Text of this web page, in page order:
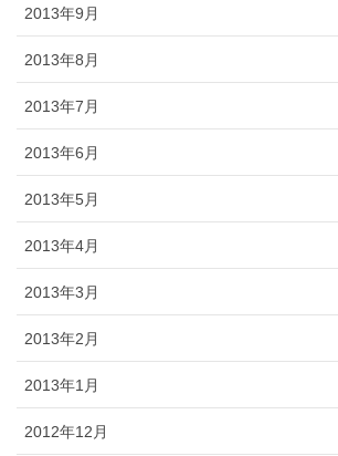
2013年9月
2013年8月
2013年7月
2013年6月
2013年5月
2013年4月
2013年3月
2013年2月
2013年1月
2012年12月